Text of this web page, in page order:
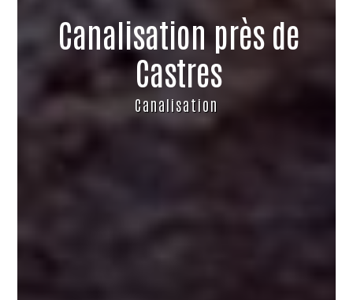
Canalisation près de
Castres
Canalisation